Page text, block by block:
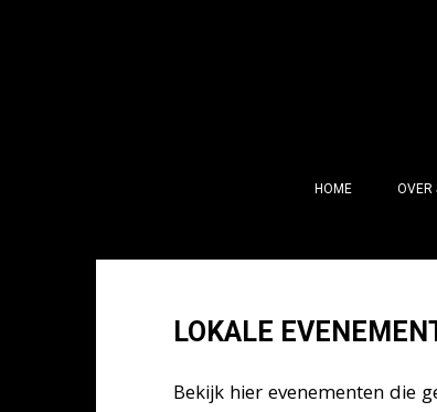
HOME OVER
LOKALE
Bekijk hier evenementen die